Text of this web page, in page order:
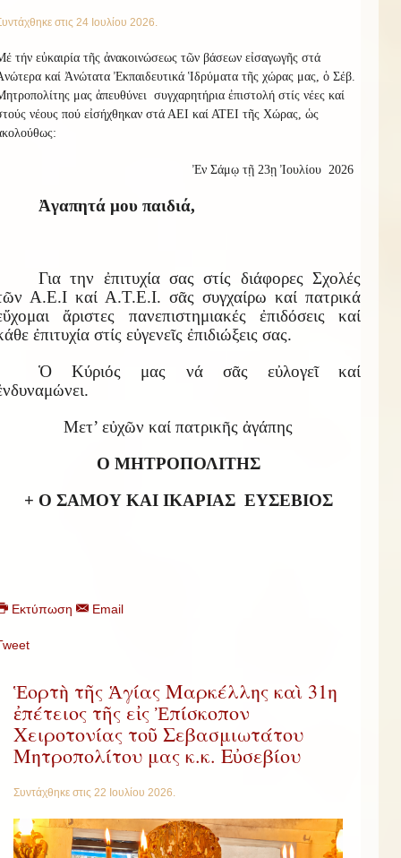
στις 24 Ιουλίου 2026.
τήν εὐκαιρία τῆς ἀνακοινώσεως τῶν βάσεων εἰσαγωγῆς στά
καί Ἀνώτατα Ἐκπαιδευτικά Ἱδρύματα τῆς χώρας μας, ὁ Σέβ.
μας ἀπευθύνει συγχαρητήρια ἐπιστολή στίς νέες καί
νέους πού εἰσήχθηκαν στά ΑΕΙ καί ΑΤΕΙ τῆς Χώρας, ὡς
Ἐν Σάμῳ τῇ 23ῃ Ἰουλίου 2026
Ἀγαπητά μου παιδιά,
Για την ἐπιτυχία σας στίς διάφορες Σχολές
Α.Ε.Ι καί Α.Τ.Ε.Ι. σᾶς συγχαίρω καί πατρικά
ἄριστες πανεπιστημιακές ἐπιδόσεις καί
ἐπιτυχία στίς εὐγενεῖς ἐπιδιώξεις σας.
Ὁ Κύριός μας νά σᾶς εὐλογεῖ καί
Μετ’ εὐχῶν καί πατρικῆς ἀγάπης
Ο ΜΗΤΡΟΠΟΛΙΤΗΣ
+ Ο ΣΑΜΟΥ ΚΑΙ ΙΚΑΡΙΑΣ ΕΥΣΕΒΙΟΣ
Εκτύπωση Email
Ἑορτὴ τῆς Ἁγίας Μαρκέλλης καὶ 31η
ἐπέτειος τῆς εἰς Ἐπίσκοπον
Χειροτονίας τοῦ Σεβασμιωτάτου
Μητροπολίτου μας κ.κ. Εὐσεβίου
Συντάχθηκε στις 22 Ιουλίου 2026.